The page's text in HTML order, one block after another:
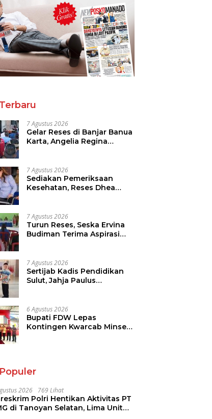
Asia Ramaikan
Tinju Perbati
Piala
Manado
Panitia Tinju Perbati 2026
dan Pihak Mega Jasa
Kelolah All Out Siapkan
Lokasi Pertandingan
7 Agustus 2026
Gelar Reses di Banjar Banua
Karta, Angelia Regina
7 Agustus 2026
Sediakan Pemeriksaan
Kesehatan, Reses Dhea
7 Agustus 2026
Turun Reses, Seska Ervina
Budiman Terima Aspirasi
7 Agustus 2026
Sertijab Kadis Pendidikan
Sulut, Jahja Paulus
Pendidikan
6 Agustus 2026
Bupati FDW Lepas
Kontingen Kwarcab Minsel,
2026 769 Lihat
Polri Hentikan Aktivitas PT
di Tanoyan Selatan, Lima Unit